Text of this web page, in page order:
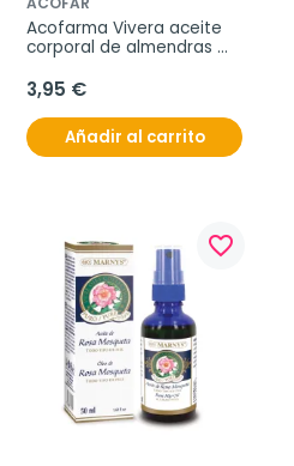
Acofarma Vivera aceite
corporal de almendras
3,95 €
Añadir al carrito
favorite_border